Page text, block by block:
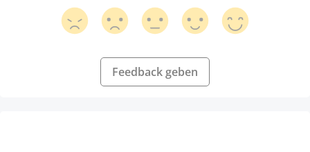
Feedback geben